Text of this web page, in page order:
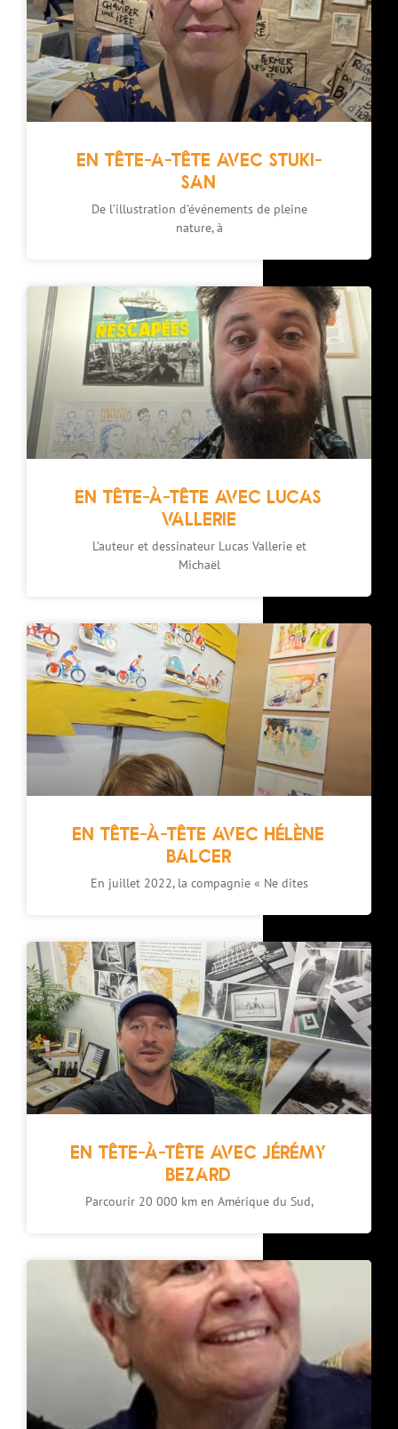
EN TÊTE-A-TÊTE AVEC STUKI-
SAN
De l’illustration d’événements de pleine
nature, à
EN TÊTE-À-TÊTE AVEC LUCAS
VALLERIE
L’auteur et dessinateur Lucas Vallerie et
Michaël
EN TÊTE-À-TÊTE AVEC HÉLÈNE
BALCER
En juillet 2022, la compagnie « Ne dites
EN TÊTE-À-TÊTE AVEC JÉRÉMY
BEZARD
Parcourir 20 000 km en Amérique du Sud,